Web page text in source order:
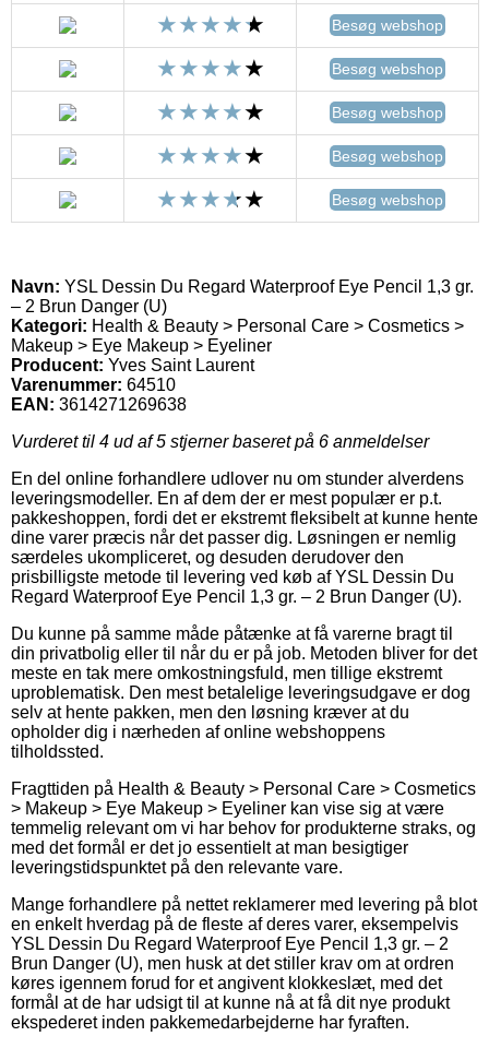
Besøg webshop
Besøg webshop
Besøg webshop
Besøg webshop
Besøg webshop
Navn: YSL Dessin Du Regard Waterproof Eye Pencil 1,3 gr.
– 2 Brun Danger (U)
Kategori: Health & Beauty > Personal Care > Cosmetics >
Makeup > Eye Makeup > Eyeliner
Producent: Yves Saint Laurent
Varenummer: 64510
EAN: 3614271269638
Vurderet til 4 ud af 5 stjerner baseret på 6 anmeldelser
En del online forhandlere udlover nu om stunder alverdens
leveringsmodeller. En af dem der er mest populær er p.t.
pakkeshoppen, fordi det er ekstremt fleksibelt at kunne hente
dine varer præcis når det passer dig. Løsningen er nemlig
særdeles ukompliceret, og desuden derudover den
prisbilligste metode til levering ved køb af YSL Dessin Du
Regard Waterproof Eye Pencil 1,3 gr. – 2 Brun Danger (U).
Du kunne på samme måde påtænke at få varerne bragt til
din privatbolig eller til når du er på job. Metoden bliver for det
meste en tak mere omkostningsfuld, men tillige ekstremt
uproblematisk. Den mest betalelige leveringsudgave er dog
selv at hente pakken, men den løsning kræver at du
opholder dig i nærheden af online webshoppens
tilholdssted.
Fragttiden på Health & Beauty > Personal Care > Cosmetics
> Makeup > Eye Makeup > Eyeliner kan vise sig at være
temmelig relevant om vi har behov for produkterne straks, og
med det formål er det jo essentielt at man besigtiger
leveringstidspunktet på den relevante vare.
Mange forhandlere på nettet reklamerer med levering på blot
en enkelt hverdag på de fleste af deres varer, eksempelvis
YSL Dessin Du Regard Waterproof Eye Pencil 1,3 gr. – 2
Brun Danger (U), men husk at det stiller krav om at ordren
køres igennem forud for et angivent klokkeslæt, med det
formål at de har udsigt til at kunne nå at få dit nye produkt
ekspederet inden pakkemedarbejderne har fyraften.